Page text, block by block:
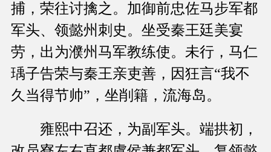
捕，荣往讨擒之。加御前忠佐马步军都
军头、领懿州刺史。坐受秦王廷美宴
劳，出为濮州马军教练使。未行，马仁
瑀子告荣与秦王亲吏善，因狂言“我不
久当得节帅”，坐削籍，流海岛。
雍熙中召还，为副军头。端拱初，